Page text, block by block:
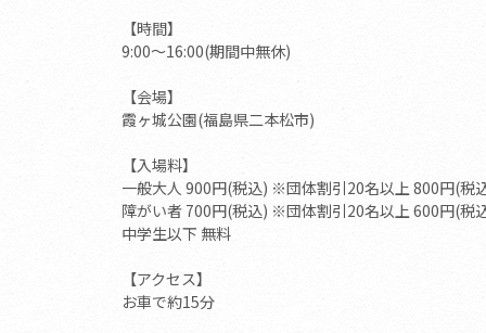
【時間】
9:00～16:00(期間中無休)
【会場】
霞ヶ城公園(福島県二本松市)
【入場料】
一般大人 900円(税込) ※団体割引20名以上 800円(税
障がい者 700円(税込) ※団体割引20名以上 600円(税
中学生以下 無料
【アクセス】
お車で約15分